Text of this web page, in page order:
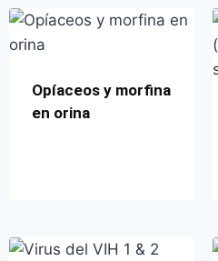
Opíaceos y morfina
en orina